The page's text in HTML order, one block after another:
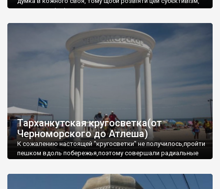
запрошую відвідати це
Тарханкутская кругосветка(от
Черноморского до Атлеша)
К сожалению настоящей "кругосветки" не получилось,пройти
пешком вдоль побережья,поэтому совершали радиальные